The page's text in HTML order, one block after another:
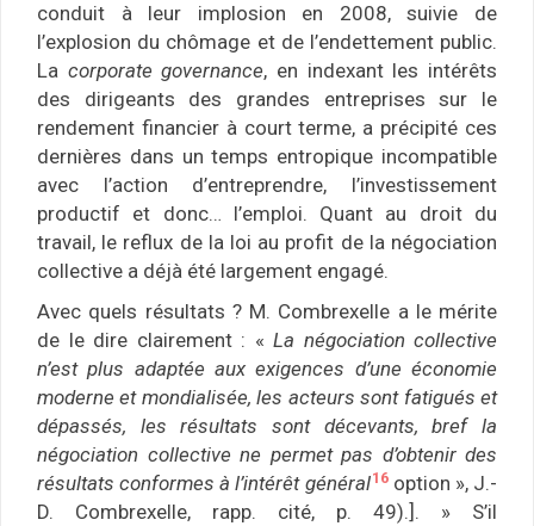
conduit à leur implosion en 2008, suivie de
l’explosion du chômage et de l’endettement public.
La corporate governance, en indexant les intérêts
des dirigeants des grandes entreprises sur le
rendement financier à court terme, a précipité ces
dernières dans un temps entropique incompatible
avec l’action d’entreprendre, l’investissement
productif et donc… l’emploi. Quant au droit du
travail, le reflux de la loi au profit de la négociation
collective a déjà été largement engagé.
Avec quels résultats ? M. Combrexelle a le mérite
de le dire clairement : « La négociation collective
n’est plus adaptée aux exigences d’une économie
moderne et mondialisée, les acteurs sont fatigués et
dépassés, les résultats sont décevants, bref la
négociation collective ne permet pas d’obtenir des
résultats conformes à l’intérêt général16option », J.-
D. Combrexelle, rapp. cité, p. 49).]. » S’il